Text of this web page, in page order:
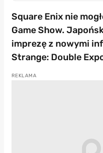
Square Enix nie
Game Show.
imprezę z nowymi
Strange: Double